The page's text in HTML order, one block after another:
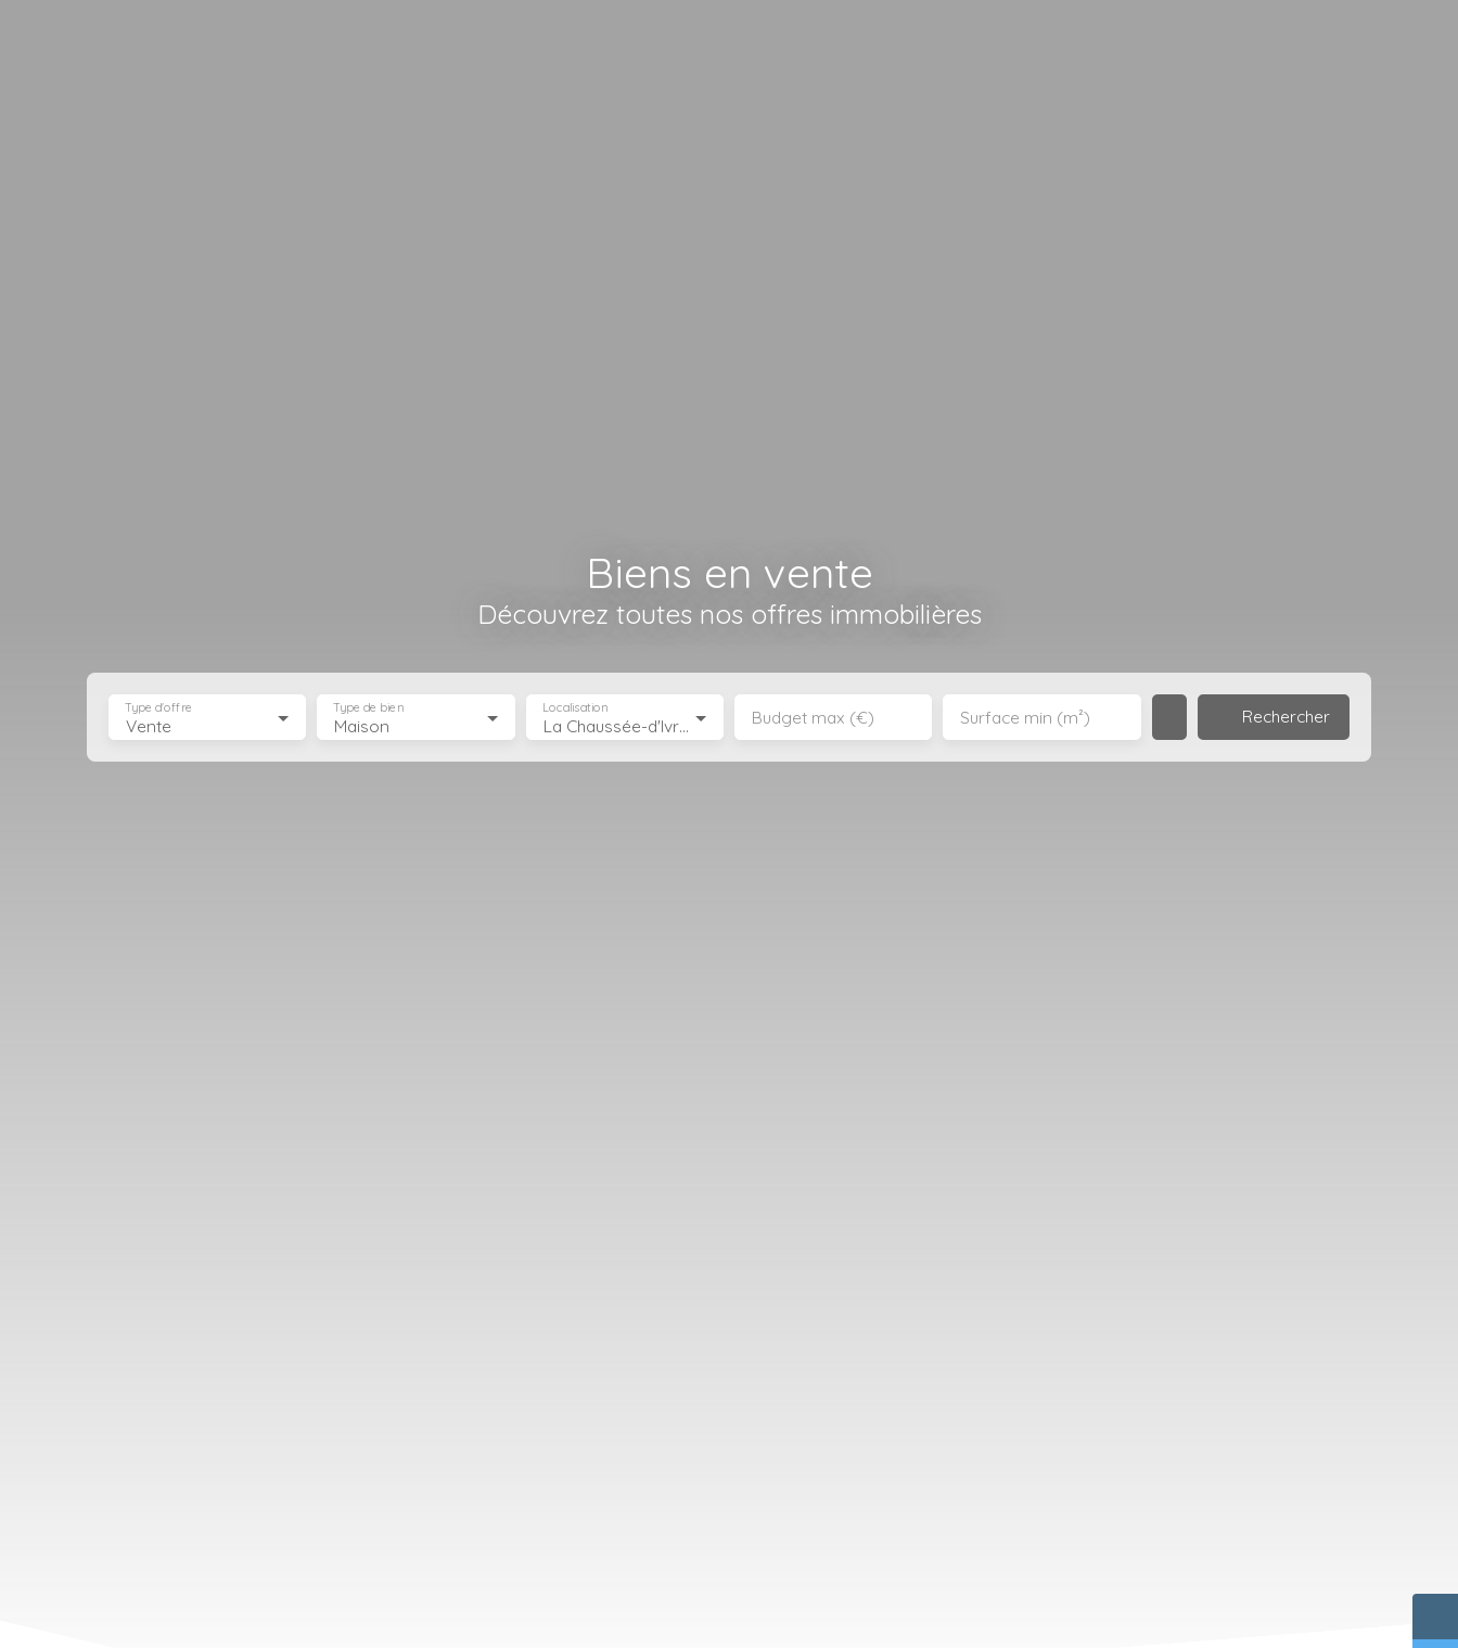
Biens en vente
Découvrez toutes nos offres immobilières
Vente
Type d'offre
Maison
Type de bien
La Chaussée-d'Ivry (28260)
Localisation Budget max (€) Surface min (m²) Rechercher